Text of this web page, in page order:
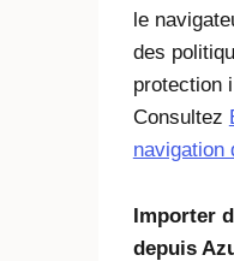
le
des
protection
Consultez
navigation
Importer
depuis